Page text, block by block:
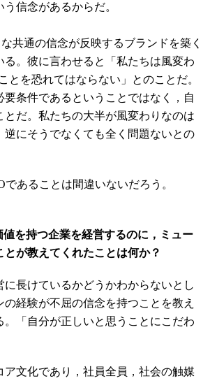
信念があるからだ。
共通の信念が反映するブランドを築く
る。彼に言わせると「私たちは風変わ
とを恐れてはならない」とのことだ。
要条件であるということではなく，自
とだ。私たちの大半が風変わりなのは
逆にそうでなくても全く問題ないとの
あることは間違いないだろう。
値を持つ企業を経営するのに，ミュー
とが教えてくれたことは何か？
に長けているかどうかわからないとし
経験が不屈の信念を持つことを教え
。「自分が正しいと思うことにこだわ
ア文化であり，社員全員，社会の触媒